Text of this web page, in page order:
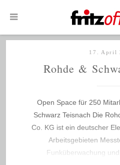
17. April
Rohde &
Open Space für 250
Schwarz Teisnach Die
Co. KG ist ein deutscher
Arbeitsgebieten
Funküberwachung